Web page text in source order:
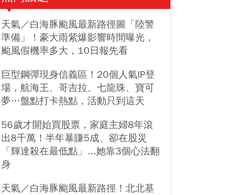
天氣／白海豚颱風最新路徑圖「陸警
準備」！豪大雨紫爆影響時間曝光，
颱風假機率多大，10日報先看
巨型鋼彈現身信義區！20個人氣IP登
場，航海王、哥吉拉、七龍珠、寶可
夢…盤點打卡熱點，活動只到這天
56歲才開始買股票，家庭主婦8年滾
出8千萬！半年暴賺5成、卻在股災
「輝達殺在最低點」...她靠3個心法翻
身
天氣／白海豚颱風最新路徑！北北基